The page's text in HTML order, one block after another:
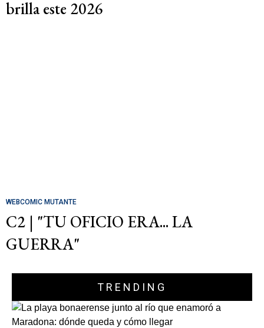
brilla este 2026
WEBCOMIC MUTANTE
C2 | "TU OFICIO ERA... LA
GUERRA"
TRENDING